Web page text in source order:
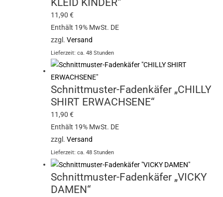
KLEID KINDER“
11,90€
Enthält 19% MwSt. DE
zzgl.Versand
Lieferzeit: ca. 48 Stunden
Schnittmuster-Fadenkäfer „CHILLY
SHIRT ERWACHSENE“
11,90€
Enthält 19% MwSt. DE
zzgl.Versand
Lieferzeit: ca. 48 Stunden
Schnittmuster-Fadenkäfer „VICKY
DAMEN“